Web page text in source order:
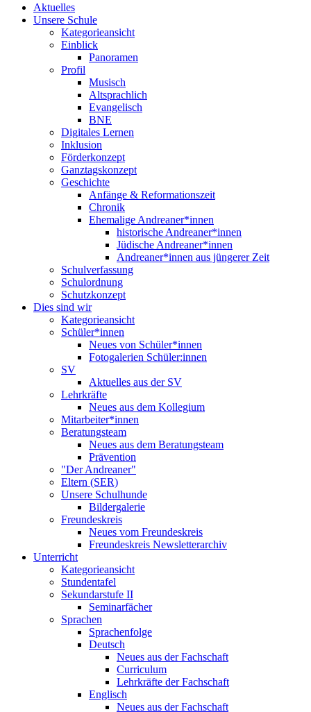
Aktuelles
Unsere Schule
Kategorieansicht
Einblick
Panoramen
Profil
Musisch
Altsprachlich
Evangelisch
BNE
Digitales Lernen
Inklusion
Förderkonzept
Ganztagskonzept
Geschichte
Anfänge & Reformationszeit
Chronik
Ehemalige Andreaner*innen
historische Andreaner*innen
Jüdische Andreaner*innen
Andreaner*innen aus jüngerer Zeit
Schulverfassung
Schulordnung
Schutzkonzept
Dies sind wir
Kategorieansicht
Schüler*innen
Neues von Schüler*innen
Fotogalerien Schüler:innen
SV
Aktuelles aus der SV
Lehrkräfte
Neues aus dem Kollegium
Mitarbeiter*innen
Beratungsteam
Neues aus dem Beratungsteam
Prävention
"Der Andreaner"
Eltern (SER)
Unsere Schulhunde
Bildergalerie
Freundeskreis
Neues vom Freundeskreis
Freundeskreis Newsletterarchiv
Unterricht
Kategorieansicht
Stundentafel
Sekundarstufe II
Seminarfächer
Sprachen
Sprachenfolge
Deutsch
Neues aus der Fachschaft
Curriculum
Lehrkräfte der Fachschaft
Englisch
Neues aus der Fachschaft